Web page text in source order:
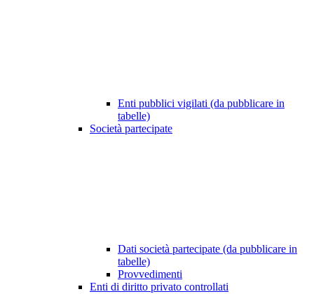
Enti pubblici vigilati (da pubblicare in
tabelle)
Società partecipate
Dati società partecipate (da pubblicare in
tabelle)
Provvedimenti
Enti di diritto privato controllati